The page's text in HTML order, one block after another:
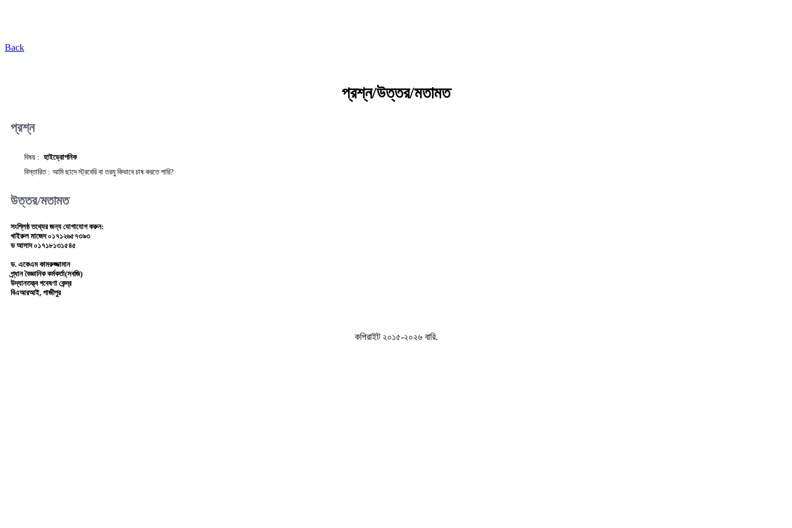
Back
প্রশ্ন/উত্তর/মতামত
প্রশ্ন
বিষয় : হাইড্রোপনিক
বিস্তারিত : আমি ছাদে স্ট্রবেরি বা তরমু কিভাবে চাষ করতে পারি?
উত্তর/মতামত
সংশ্লিষ্ঠ তথ্যের জন্য যোগাযোগ করুন:
খাইরুল মাজেদ ০১৭১২৬৫৭৩৯৩
ড আসাদ ০১৭১৮১৩১৫৪৫
ড. একেএম কামরুজ্জামান
প্র্ধান বৈজ্ঞানিক কর্মকর্তা(সবজি)
উদ্যানতত্ত্ব গবেষণা কেন্দ্র
বিএআরআই, গাজীপুর
কপিরাইট ২০১৫-২০২৬ বারি.